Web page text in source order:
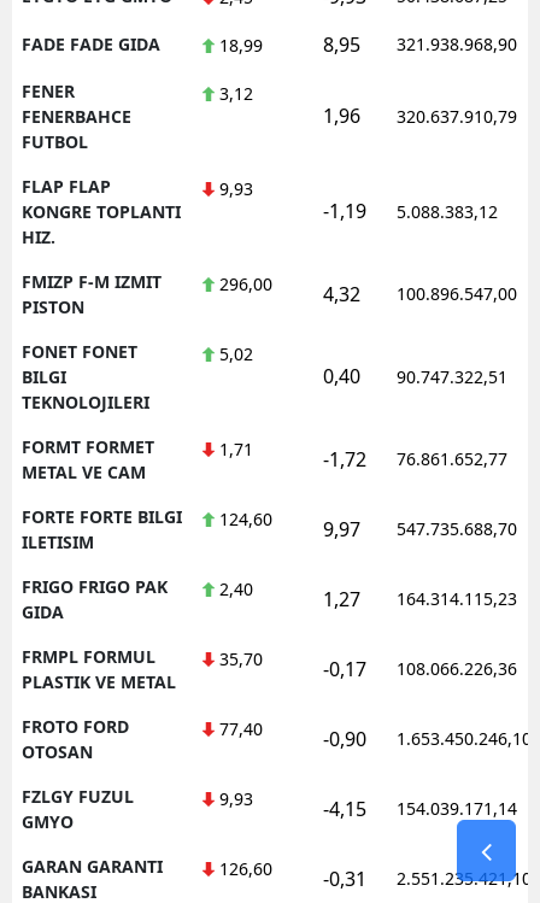
FADE FADE GIDA 18,99 8,95 321.938.968,90
FENER
FENERBAHCE
FUTBOL
3,12
1,96 320.637.910,79
FLAP FLAP
KONGRE TOPLANTI
HIZ.
9,93
-1,19 5.088.383,12
FMIZP F-M IZMIT
PISTON
296,00 4,32 100.896.547,00
FONET FONET
BILGI
TEKNOLOJILERI
5,02
0,40 90.747.322,51
FORMT FORMET
METAL VE CAM
1,71 -1,72 76.861.652,77
FORTE FORTE BILGI
ILETISIM
124,60 9,97 547.735.688,70
FRIGO FRIGO PAK
GIDA
2,40 1,27 164.314.115,23
FRMPL FORMUL
PLASTIK VE METAL
35,70 -0,17 108.066.226,36
FROTO FORD
OTOSAN
77,40 -0,90 1.653.450.246,10
FZLGY FUZUL
GMYO
9,93 -4,15 154.039.171,14
GARAN GARANTI
BANKASI
126,60 -0,31 2.551.235.421,10